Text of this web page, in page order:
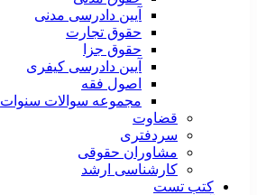
آیین دادرسی مدنی
حقوق تجارت
حقوق جزا
آیین دادرسی کیفری
اصول فقه
مجموعه سوالات سنوات
قضاوت
سردفتری
مشاوران حقوقی
کارشناسی ارشد
کتب تست